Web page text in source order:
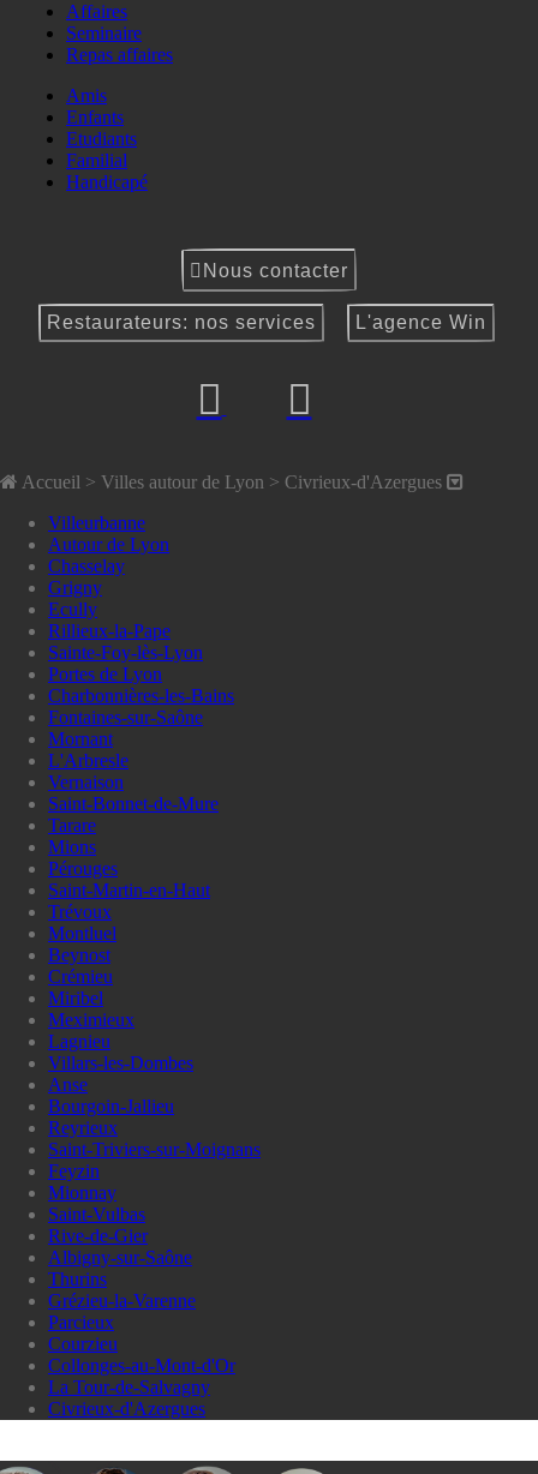
Affaires
Seminaire
Repas affaires
Amis
Enfants
Etudiants
Familial
Handicapé
Nous contacter
Restaurateurs: nos services L'agence Win
Accueil > Villes autour de Lyon > Civrieux-d'Azergues
Villeurbanne
Autour de Lyon
Chasselay
Grigny
Ecully
Rillieux-la-Pape
Sainte-Foy-lès-Lyon
Portes de Lyon
Charbonnières-les-Bains
Fontaines-sur-Saône
Mornant
L'Arbresle
Vernaison
Saint-Bonnet-de-Mure
Tarare
Mions
Pérouges
Saint-Martin-en-Haut
Trévoux
Montluel
Beynost
Crémieu
Miribel
Meximieux
Lagnieu
Villars-les-Dombes
Anse
Bourgoin-Jallieu
Reyrieux
Saint-Triviers-sur-Moignans
Feyzin
Mionnay
Saint-Vulbas
Rive-de-Gier
Albigny-sur-Saône
Thurins
Grézieu-la-Varenne
Parcieux
Courzieu
Collonges-au-Mont-d'Or
La Tour-de-Salvagny
Civrieux-d'Azergues